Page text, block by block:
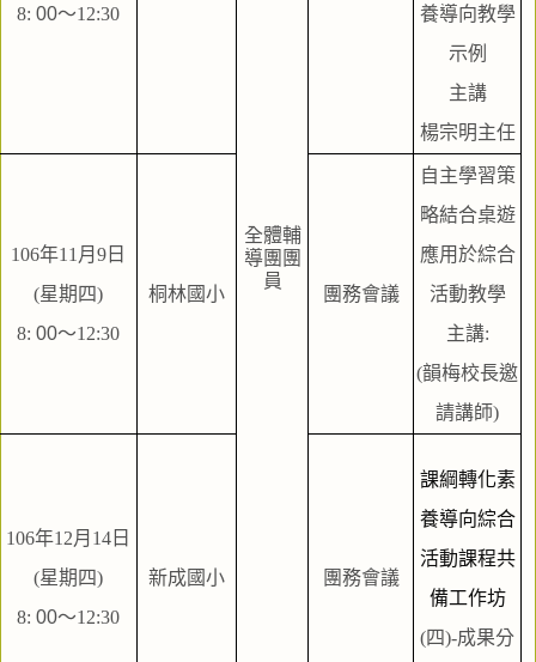
全體輔
導團團
員
8: 00～12:30
養導向教學
示例
主講
楊宗明主任
106年11月9日
(星期四)
8: 00～12:30
桐林國小 團務會議
自主學習策
略結合桌遊
應用於綜合
活動教學
主講:
(韻梅校長邀
請講師)
106年12月14日
(星期四)
8: 00～12:30
新成國小 團務會議
課綱轉化素
養導向綜合
活動課程共
備工作坊
(四)-成果分